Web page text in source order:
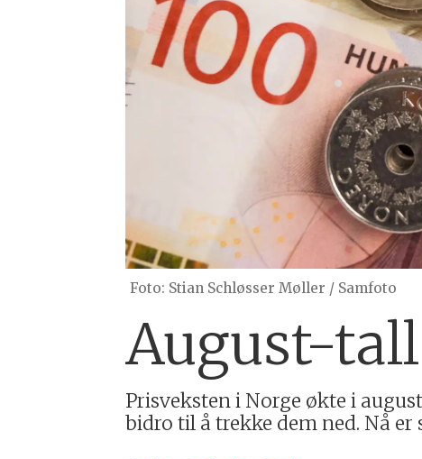
Foto: Stian Schløsser Møller / Samfoto
August-
Prisveksten i Norge økte i
bidro til å trekke dem ned. Nå